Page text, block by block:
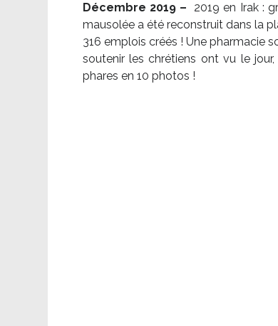
Décembre 2019 – 2019 en Irak :
mausolée a été reconstruit dans la
316 emplois créés ! Une pharmacie
soutenir les chrétiens ont vu le
phares en 10 photos !